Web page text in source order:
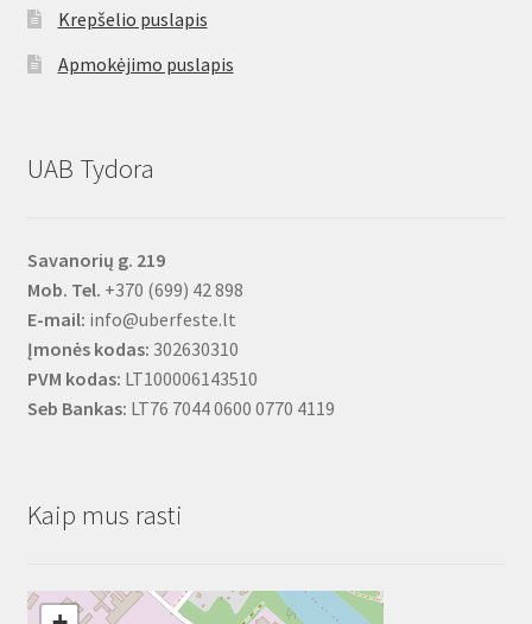
Krepšelio puslapis
Apmokėjimo puslapis
UAB Tydora
Savanorių g. 219
Mob. Tel. +370 (699) 42 898
E-mail: info@uberfeste.lt
Įmonės kodas: 302630310
PVM kodas: LT100006143510
Seb Bankas: LT76 7044 0600 0770 4119
Kaip mus rasti